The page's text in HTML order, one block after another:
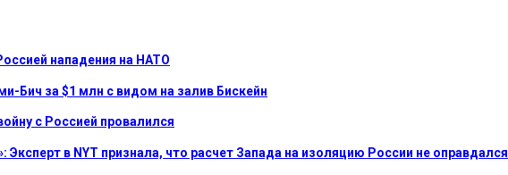
нападения на НАТО
Бич за $1 млн с видом на залив Бискейн
с Россией провалился
Эксперт в NYT признала, что расчет Запада на изоляцию России не оправдался